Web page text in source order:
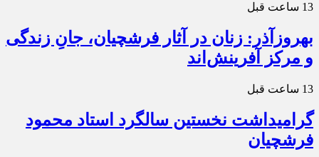
13 ساعت قبل
بهروزآذر: زنان در آثار فرشچیان، جانِ زندگی
و مرکز آفرینش‌اند
13 ساعت قبل
گرامیداشت نخستین سالگرد استاد محمود
فرشچیان